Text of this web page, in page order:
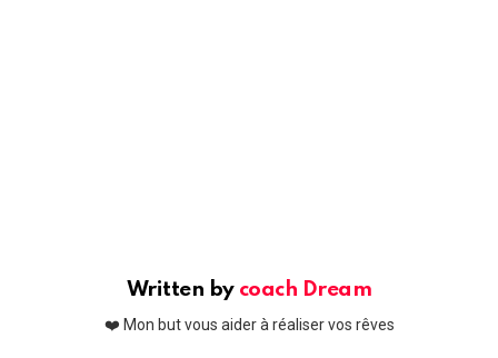
Written by coach Dream
❤️ Mon but vous aider à réaliser vos rêves